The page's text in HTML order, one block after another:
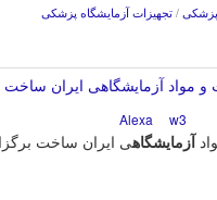
پزشکی / تجهیزات آزمایشگاه پزشکی
و مواد آزمایشگاهی ایران
w3
آزمایشگاه